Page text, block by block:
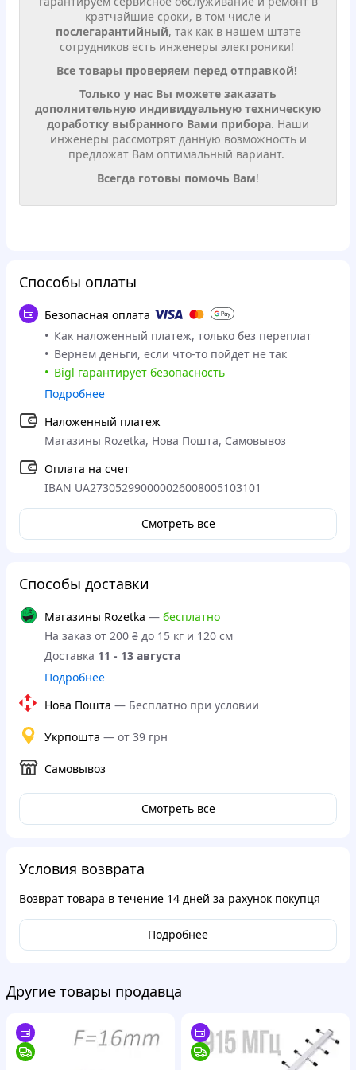
кратчайшие сроки, в том числе и
послегарантийный, так как в нашем штате
сотрудников есть инженеры электроники!
Все товары проверяем перед отправкой!
Только у нас Вы можете заказать
дополнительную индивидуальную техническую
доработку выбранного Вами прибора. Наши
инженеры рассмотрят данную возможность и
предложат Вам оптимальный вариант.
Всегда готовы помочь Вам!
Способы оплаты
Безопасная оплата
Как наложенный платеж, только без переплат
Вернем деньги, если что-то пойдет не так
Bigl гарантирует безопасность
Подробнее
Наложенный платеж
Магазины Rozetka, Нова Пошта, Самовывоз
Оплата на счет
IBAN UA273052990000026008005103101
Смотреть все
Способы доставки
Магазины Rozetka — бесплатно
На заказ от 200 ₴ до 15 кг и 120 см
Доставка 11 - 13 августа
Подробнее
Нова Пошта — Бесплатно при условии
Укрпошта — от 39 грн
Самовывоз
Смотреть все
Условия возврата
Возврат товара в течение 14 дней за рахунок покупця
Подробнее
Другие товары продавца